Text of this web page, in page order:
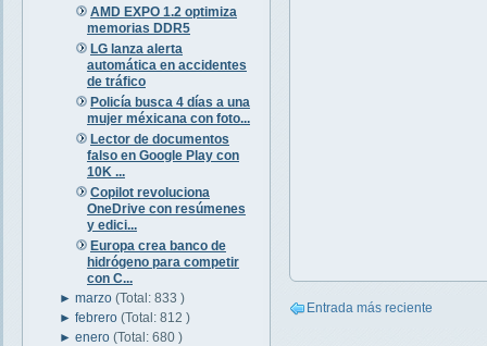
AMD EXPO 1.2 optimiza
memorias DDR5
LG lanza alerta
automática en accidentes
de tráfico
Policía busca 4 días a una
mujer méxicana con foto...
Lector de documentos
falso en Google Play con
10K ...
Copilot revoluciona
OneDrive con resúmenes
y edici...
Europa crea banco de
hidrógeno para competir
con C...
►marzo(Total: 833 )
►febrero(Total: 812 )
►enero(Total: 680 )
Entrada más reciente